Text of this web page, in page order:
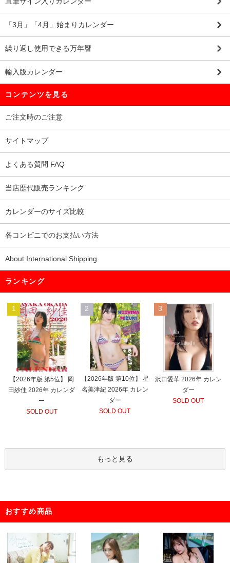
「3月」「4月」始まりカレンダー
繰り返し使用できる万年暦
輸入版カレンダー
コンテンツを見る
ご注文時のご注意
サイトマップ
よくある質問 FAQ
当店歴代販売ランキング
カレンダーのサイズ比較
各コンビニでのお支払い方法
About International Shipping
ランキング
1
【2026年版 第5位】 岡
田紗佳 2026年 カレンダ
ー
SOLD OUT
2
【2026年版 第10位】 星
名美津紀 2026年 カレン
ダー
SOLD OUT
3
沢口愛華 2026年 カレン
ダー
SOLD OUT
もっと見る
おすすめ商品